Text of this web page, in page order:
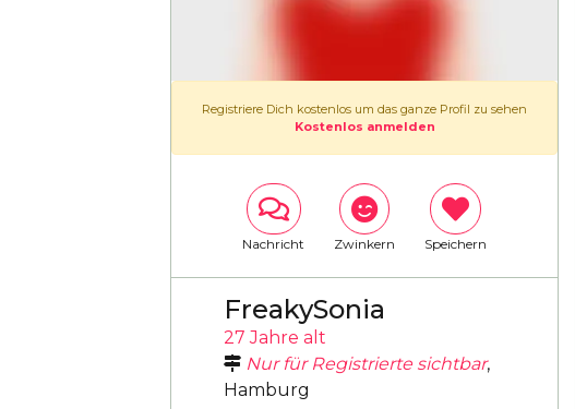
Registriere Dich kostenlos um das ganze Profil zu sehen
Kostenlos anmelden
Nachricht Zwinkern Speichern
FreakySonia
27 Jahre alt
Nur für Registrierte sichtbar,
Hamburg